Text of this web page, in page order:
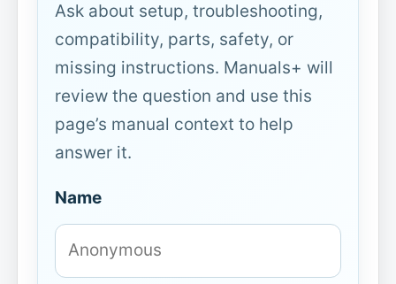
Ask about setup, troubleshooting,
compatibility, parts, safety, or
missing instructions. Manuals+ will
review the question and use this
page’s manual context to help
answer it.
Name